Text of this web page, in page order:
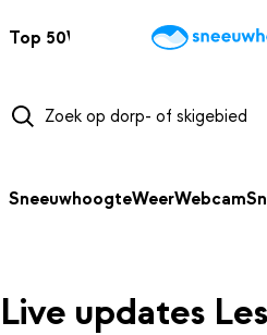
Top 50Webcams
SneeuwhoogteWeerWebcam
Live updates